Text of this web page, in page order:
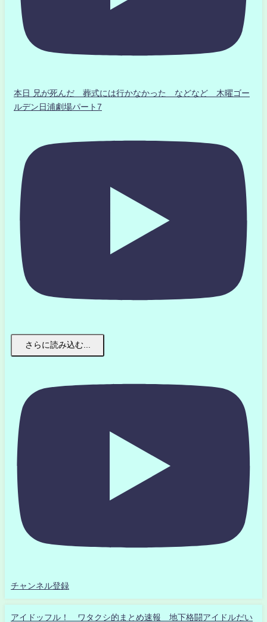
本日 兄が死んだ 葬式には行かなかった などなど 木曜ゴー
ルデン日浦劇場パート7
さらに読み込む...
チャンネル登録
アイドッフル！ ワタクシ的まとめ速報 地下格闘アイドルだい